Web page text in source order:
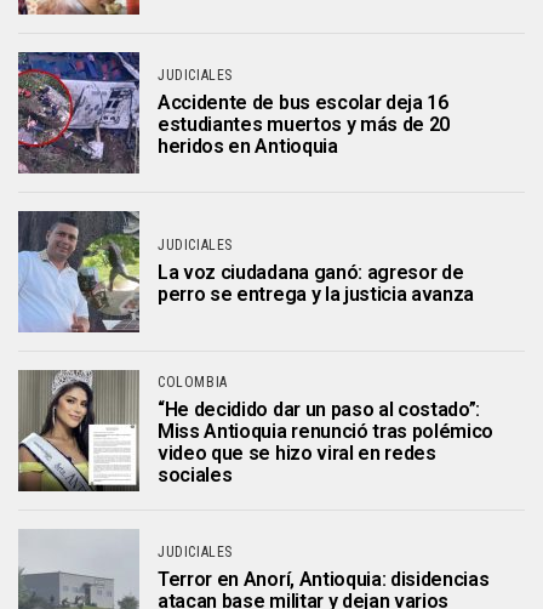
JUDICIALES
Accidente de bus escolar deja 16
estudiantes muertos y más de 20
heridos en Antioquia
JUDICIALES
La voz ciudadana ganó: agresor de
perro se entrega y la justicia avanza
COLOMBIA
“He decidido dar un paso al costado”:
Miss Antioquia renunció tras polémico
video que se hizo viral en redes
sociales
JUDICIALES
Terror en Anorí, Antioquia: disidencias
atacan base militar y dejan varios